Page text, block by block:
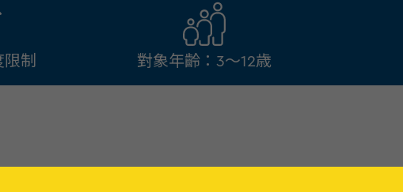
制 對象年齡：3～12歳